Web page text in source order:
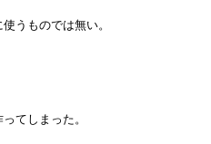
うものでは無い。
てしまった。